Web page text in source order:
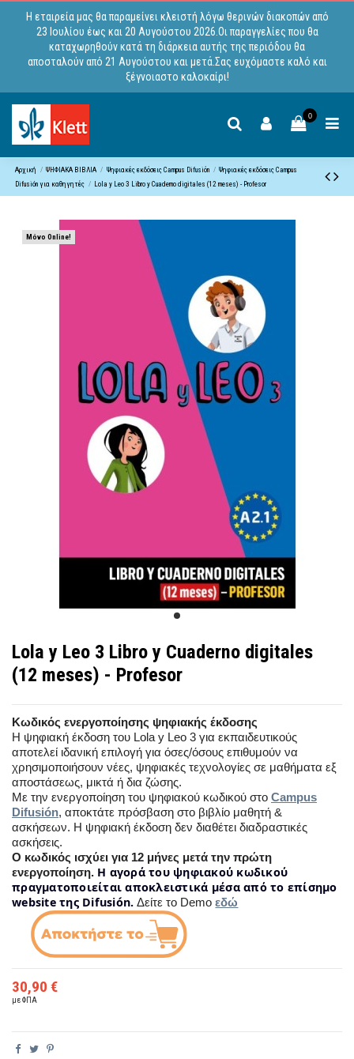
Η εταιρεία μας θα παραμείνει κλειστή λόγω θερινών διακοπών από
23 Ιουλίου έως και 20 Αυγούστου 2026.Οι παραγγελίες που θα
καταχωρηθούν κατά τη διάρκεια αυτής της περιόδου θα
αποσταλούν από 21 Αυγούστου και μετά.Σας ευχόμαστε καλό και
ξέγνοιαστο καλοκαίρι!
0
Αρχική ΨΗΦΙΑΚΑ ΒΙΒΛΙΑ Ψηφιακές εκδόσεις Campus Difusiόn
Ψηφιακές εκδόσεις Campus
Difusión για καθηγητές
Lola y Leo 3 Libro y Cuaderno digitales (12 meses) - Profesor
Μόνο Online!
Lola y Leo 3 Libro y Cuaderno digitales
(12 meses) - Profesor
Κωδικός ενεργοποίησης ψηφιακής έκδοσης
Η ψηφιακή έκδοση του Lola y Leo 3 για εκπαιδευτικούς
αποτελεί ιδανική επιλογή για όσες/όσους επιθυμούν να
χρησιμοποιήσουν νέες, ψηφιακές τεχνολογίες σε μαθήματα εξ
αποστάσεως, μικτά ή δια ζώσης.
Με την ενεργοποίηση του ψηφιακού κωδικού στο Campus
Difusión, αποκτάτε πρόσβαση στο βιβλίο μαθητή &
ασκήσεων. Η ψηφιακή έκδοση δεν διαθέτει διαδραστικές
ασκήσεις.
Ο κωδικός ισχύει για 12 μήνες μετά την πρώτη
ενεργοποίηση. H αγορά του ψηφιακού κωδικού
πραγματοποιείται αποκλειστικά μέσα από το επίσημο
website της Difusión. Δείτε το Demoεδώ
30,90 €
με ΦΠΑ